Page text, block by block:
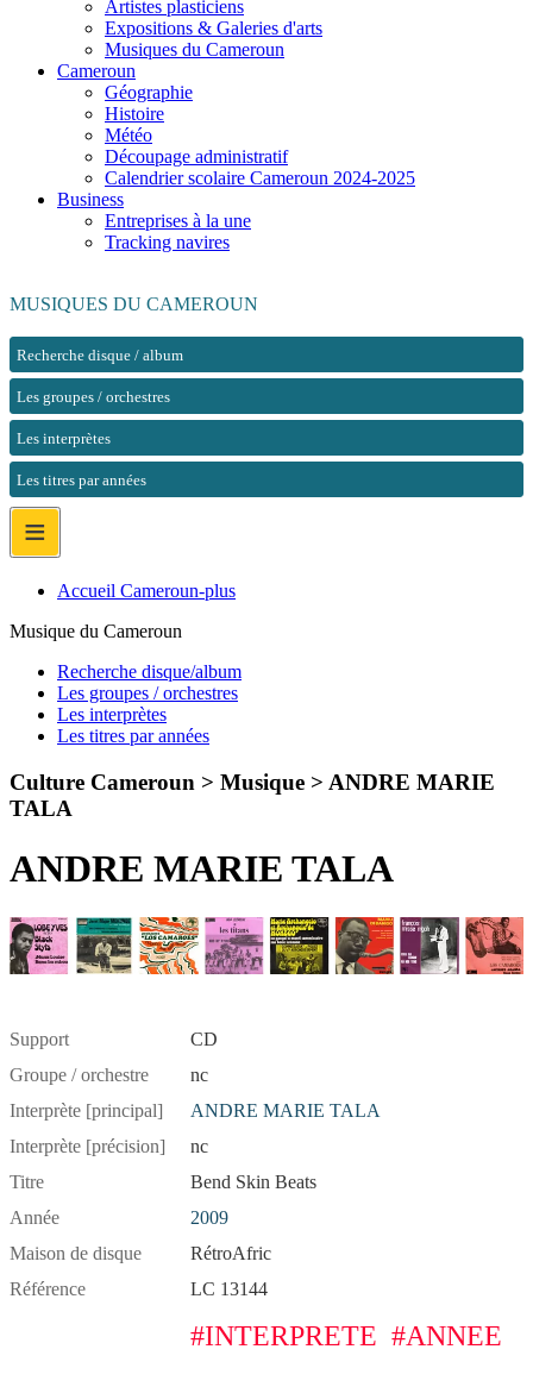
Artistes plasticiens
Expositions & Galeries d'arts
Musiques du Cameroun
Cameroun
Géographie
Histoire
Météo
Découpage administratif
Calendrier scolaire Cameroun 2024-2025
Business
Entreprises à la une
Tracking navires
MUSIQUES DU CAMEROUN
Recherche disque / album
Les groupes / orchestres
Les interprètes
Les titres par années
≡
Accueil Cameroun-plus
Musique du Cameroun
Recherche disque/album
Les groupes / orchestres
Les interprètes
Les titres par années
Culture Cameroun > Musique > ANDRE MARIE
TALA
ANDRE MARIE TALA
Support
CD
Groupe / orchestre
nc
Interprète [principal]
ANDRE MARIE TALA
Interprète [précision]
nc
Titre
Bend Skin Beats
Année
2009
Maison de disque
RétroAfric
Référence
LC 13144
#INTERPRETE #ANNEE